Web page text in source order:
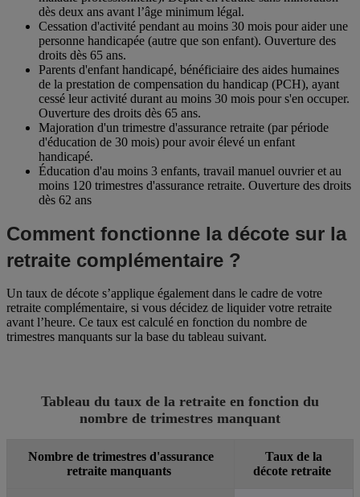
dès deux ans avant l’âge minimum légal.
Cessation d'activité pendant au moins 30 mois pour aider une
personne handicapée (autre que son enfant). Ouverture des
droits dès 65 ans.
Parents d'enfant handicapé, bénéficiaire des aides humaines
de la prestation de compensation du handicap (PCH), ayant
cessé leur activité durant au moins 30 mois pour s'en occuper.
Ouverture des droits dès 65 ans.
Majoration d'un trimestre d'assurance retraite (par période
d'éducation de 30 mois) pour avoir élevé un enfant
handicapé.
Éducation d'au moins 3 enfants, travail manuel ouvrier et au
moins 120 trimestres d'assurance retraite. Ouverture des droits
dès 62 ans
Comment fonctionne la décote sur la
retraite complémentaire ?
Un taux de décote s’applique également dans le cadre de votre
retraite complémentaire, si vous décidez de liquider votre retraite
avant l’heure. Ce taux est calculé en fonction du nombre de
trimestres manquants sur la base du tableau suivant.
Tableau du taux de la retraite en fonction du
nombre de trimestres manquant
Nombre de trimestres d'assurance
retraite manquants
Taux de la
décote retraite